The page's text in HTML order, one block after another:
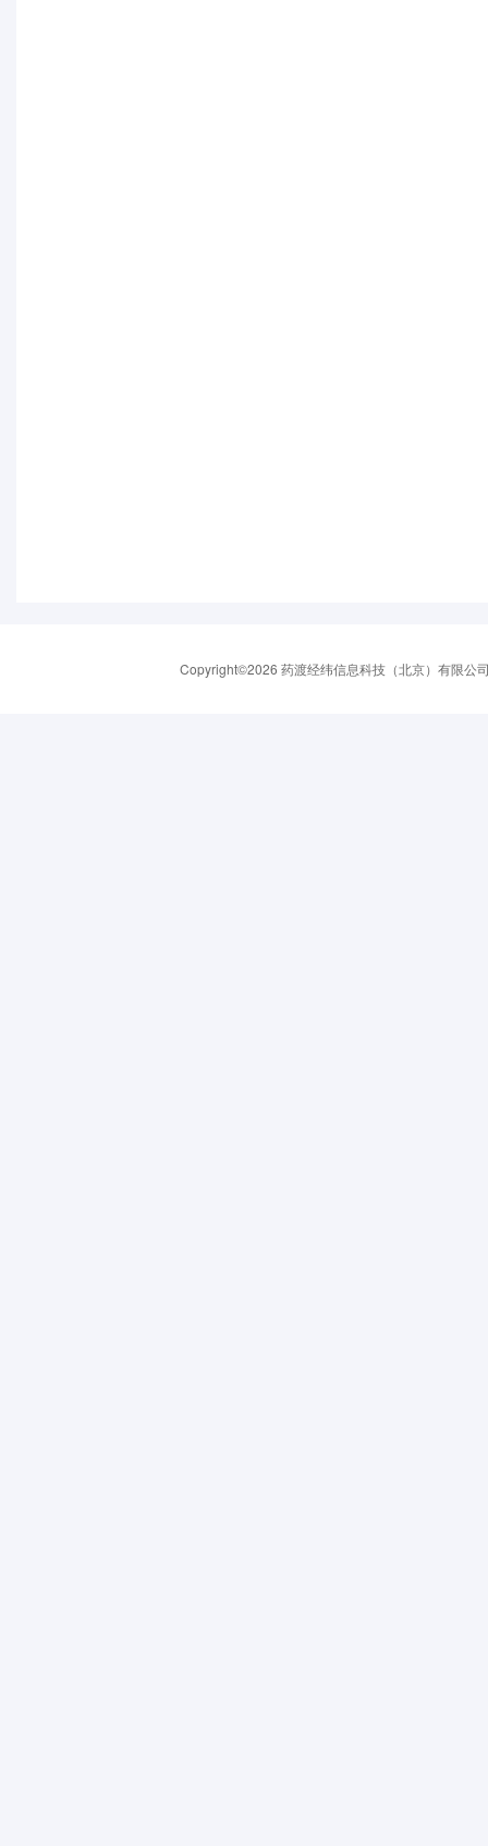
Copyright©2026 药渡经纬信息科技（北京）有限公